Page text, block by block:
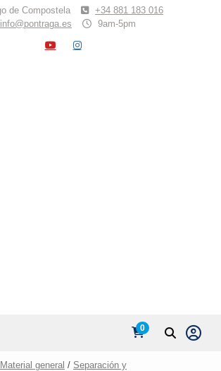
de Compostela
+34 881 183 016
info@pontraga.es
9am-5pm
YOUTUBE
INSTAGRAM
0
Material general / Separación y